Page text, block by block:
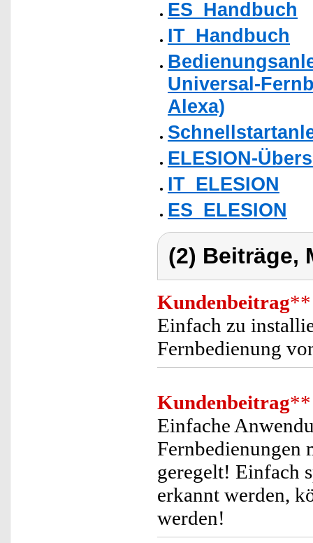
ES_Handbuch
IT_Handbuch
Universal-
Alexa)
ELESION-
IT_ELESION
ES_ELESION
(2) Beiträge,
Kundenbeitrag**
Einfach zu
Fernbedienung
Kundenbeitrag**
Einfache
Fernbedienungen
geregelt! Einfach
erkannt werden,
werden!